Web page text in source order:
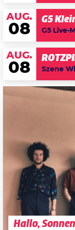
AUG.
08
G5
G5 Live-
AUG.
08 Szene
Hallo,